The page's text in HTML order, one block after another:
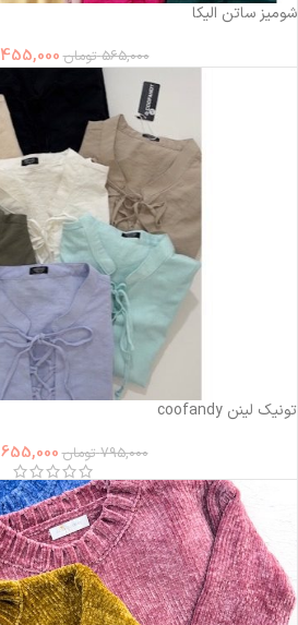
شومیز ساتن الیکا
565,000 تومان455,000
تونیک لینن coofandy
795,000 تومان655,000